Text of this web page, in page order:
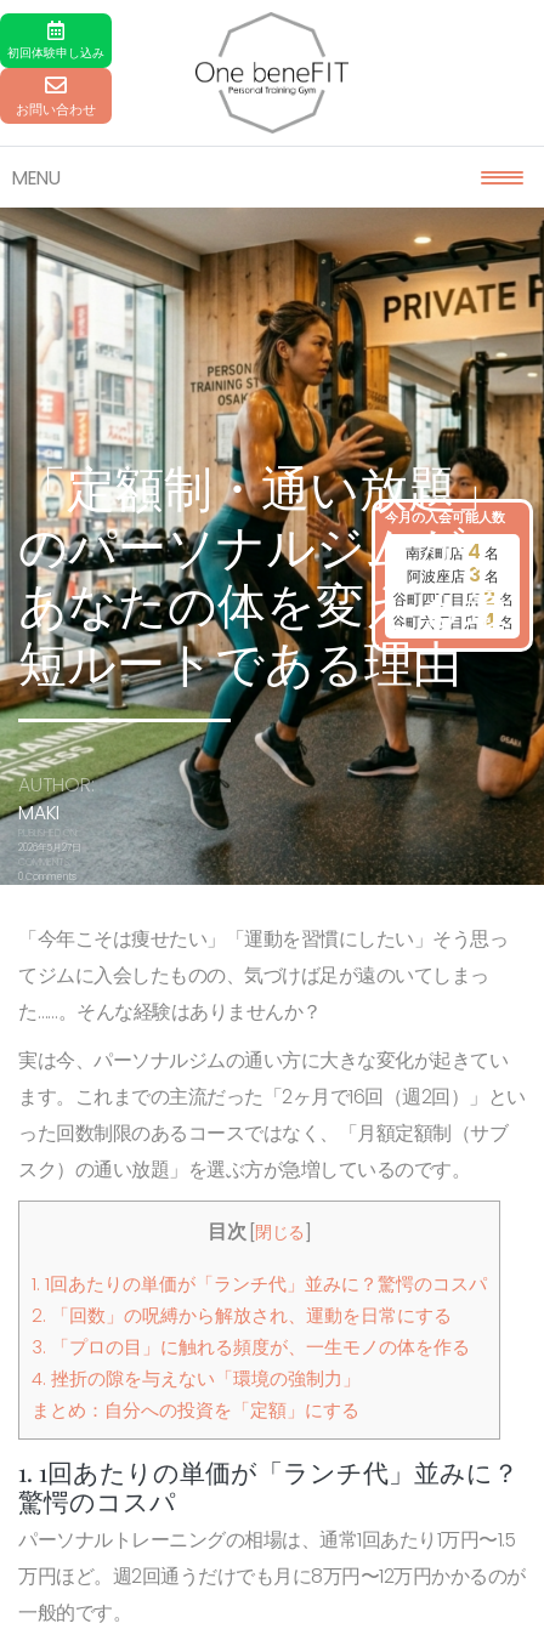
Skip to content
初回体験申し込み
お問い合わせ
MENU
今月の入会可能人数
南森町店 4 名
阿波座店 3 名
谷町四丁目店 2 名
谷町六丁目店 4 名
「定額制・通い放題」
のパーソナルジムが、
あなたの体を変える最
短ルートである理由
AUTHOR:
MAKI
PUBLISHED ON:
2026年5月27日
COMMENTS:
0 Comments
「今年こそは痩せたい」「運動を習慣にしたい」そう思っ
てジムに入会したものの、気づけば足が遠のいてしまっ
た……。そんな経験はありませんか？
実は今、パーソナルジムの通い方に大きな変化が起きてい
ます。これまでの主流だった「2ヶ月で16回（週2回）」とい
った回数制限のあるコースではなく、「月額定額制（サブ
スク）の通い放題」を選ぶ方が急増しているのです。
目次 閉じる
1. 1回あたりの単価が「ランチ代」並みに？驚愕のコスパ
2. 「回数」の呪縛から解放され、運動を日常にする
3. 「プロの目」に触れる頻度が、一生モノの体を作る
4. 挫折の隙を与えない「環境の強制力」
まとめ：自分への投資を「定額」にする
1. 1回あたりの単価が「ランチ代」並みに？
驚愕のコスパ
パーソナルトレーニングの相場は、通常1回あたり1万円〜1.5
万円ほど。週2回通うだけでも月に8万円〜12万円かかるのが
一般的です。